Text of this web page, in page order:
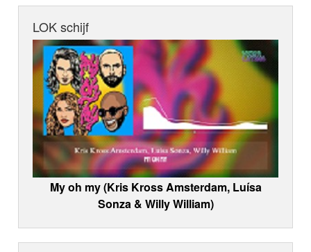
LOK schijf
My oh my (Kris Kross Amsterdam, Luísa
Sonza & Willy William)